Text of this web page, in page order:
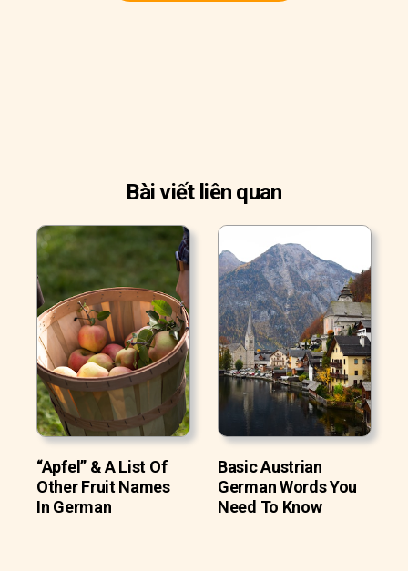
Bài viết liên quan
“Apfel” & A List Of
Other Fruit Names
In German
Basic Austrian
German Words You
Need To Know